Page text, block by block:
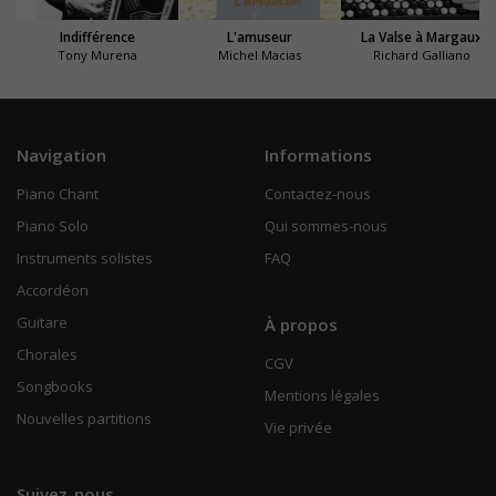
Indifférence
Tony Murena
L'amuseur
Michel Macias
La Valse à Margaux
Richard Galliano
Navigation
Piano Chant
Piano Solo
Instruments solistes
Accordéon
Guitare
Chorales
Songbooks
Nouvelles partitions
Informations
Contactez-nous
Qui sommes-nous
FAQ
À propos
CGV
Mentions légales
Vie privée